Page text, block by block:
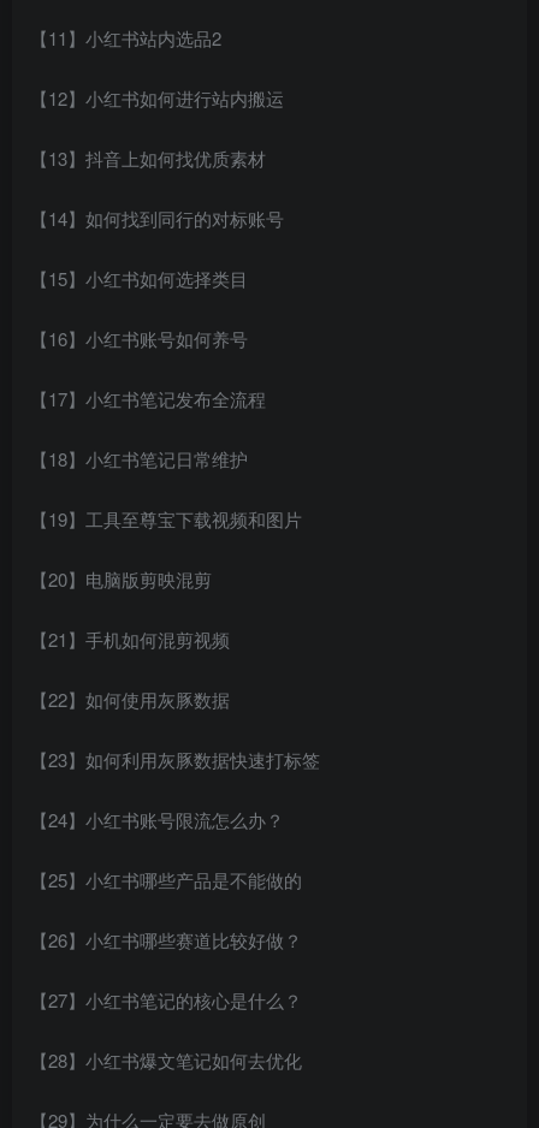
【11】小红书站内选品2
【12】小红书如何进行站内搬运
【13】抖音上如何找优质素材
【14】如何找到同行的对标账号
【15】小红书如何选择类目
【16】小红书账号如何养号
【17】小红书笔记发布全流程
【18】小红书笔记日常维护
【19】工具至尊宝下载视频和图片
【20】电脑版剪映混剪
【21】手机如何混剪视频
【22】如何使用灰豚数据
【23】如何利用灰豚数据快速打标签
【24】小红书账号限流怎么办？
【25】小红书哪些产品是不能做的
【26】小红书哪些赛道比较好做？
【27】小红书笔记的核心是什么？
【28】小红书爆文笔记如何去优化
【29】为什么一定要去做原创